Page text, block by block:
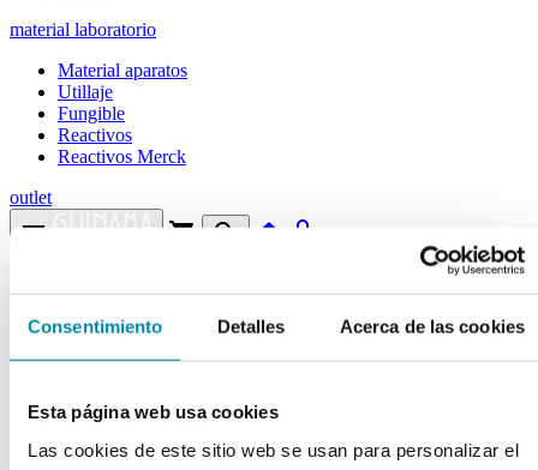
Consentimiento Detalles Acerca de las cookies
Esta página web usa cookies
Las cookies de este sitio web se usan para personalizar el
material laboratorio
Material aparatos
Utillaje
Fungible
Reactivos
Reactivos Merck
outlet
menu shopping_cart search home lock
Actualmente se encuentra en:
arrow_back Ficha de producto